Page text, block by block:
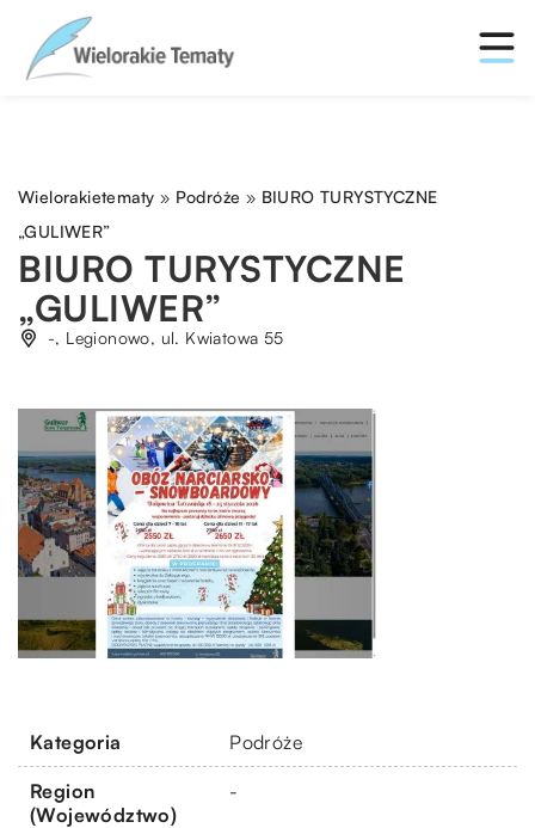
Wielorakietematy » Podróże » BIURO TURYSTYCZNE
„GULIWER”
BIURO TURYSTYCZNE
„GULIWER”
-, Legionowo, ul. Kwiatowa 55
Kategoria Podróże
Region
(Województwo)
-